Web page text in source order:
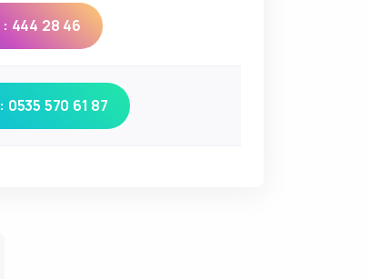
444 28 46
570 61 87